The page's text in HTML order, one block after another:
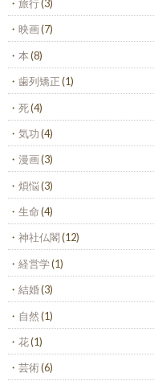
旅行(3)
映画(7)
本(8)
歯列矯正(1)
死(4)
気功(4)
漫画(3)
煩悩(3)
生命(4)
神社仏閣(12)
経営学(1)
結婚(3)
自然(1)
花(1)
芸術(6)